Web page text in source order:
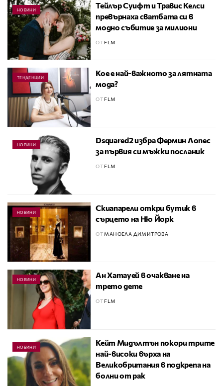
НОВИНИ
Тейлър Суифт и Травис Келси
превърнаха сватбата си в
модно събитие за милиони
ОТ FLM
ТЕНДЕНЦИИ
Кое е най-важното за лятната
мода?
ОТ FLM
НОВИНИ
Dsquared2 избра Фермин Лопес
за първия си мъжки посланик
ОТ FLM
НОВИНИ
Скиапарели откри бутик в
сърцето на Ню Йорк
ОТ МАНОЕЛА ДИМИТРОВА
НОВИНИ
Ан Хатауей в очакване на
трето дете
ОТ FLM
НОВИНИ
Кейт Мидълтън покори трите
най-високи върха на
Великобритания в подкрепа на
болни от рак